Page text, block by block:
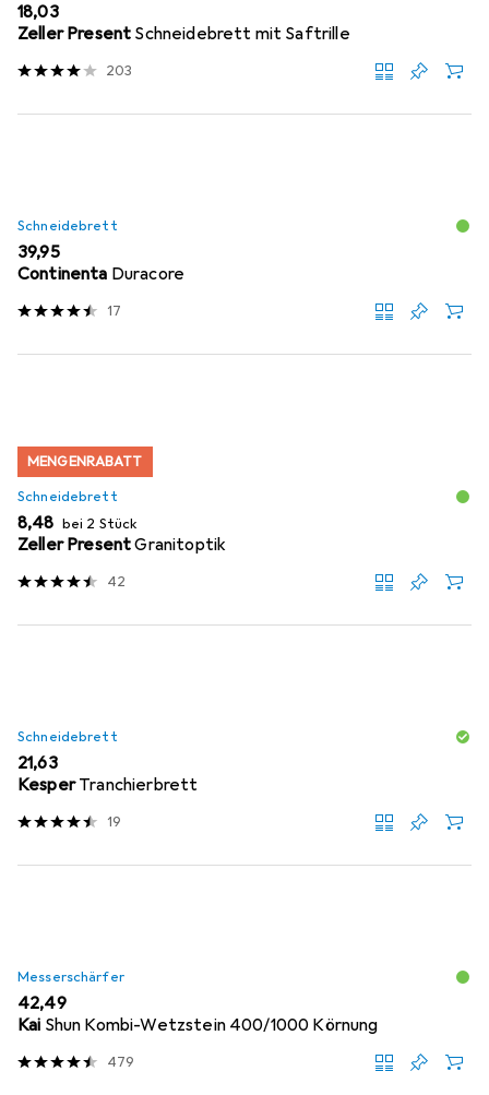
EUR
18,03
Zeller Present Schneidebrett mit Saftrille
203
Schneidebrett
EUR
39,95
Continenta Duracore
17
MENGENRABATT
Schneidebrett
EUR
8,48 bei 2 Stück
Zeller PresentGranitoptik
42
Schneidebrett
EUR
21,63
Kesper Tranchierbrett
19
Messerschärfer
EUR
42,49
Kai Shun Kombi-Wetzstein 400/1000 Körnung
479